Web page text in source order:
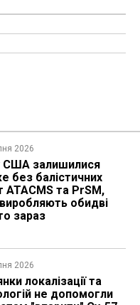
2026
США залишилися
без балістичних
ATACMS та PrSM,
обидві
зараз
2026
локалізації та
не допомогли